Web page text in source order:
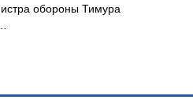
обороны Тимура